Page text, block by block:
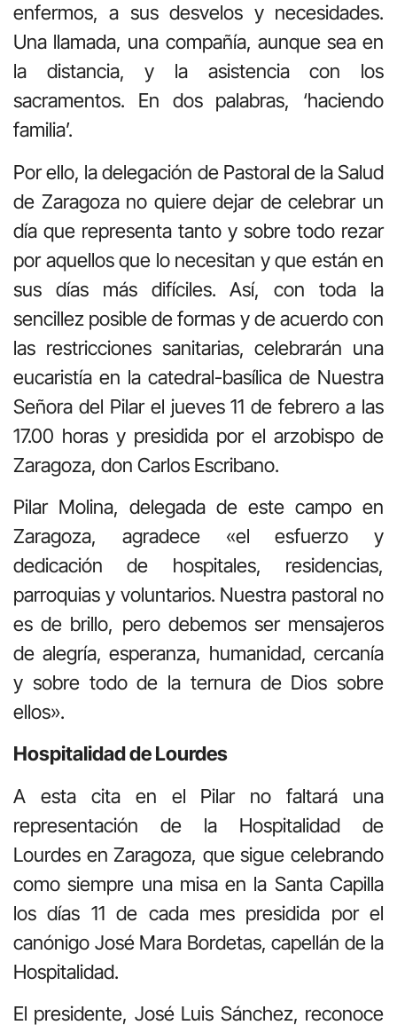
enfermos, a sus desvelos y necesidades.
Una llamada, una compañía, aunque sea en
la distancia, y la asistencia con los
sacramentos. En dos palabras, ‘haciendo
familia’.
Por ello, la delegación de Pastoral de la Salud
de Zaragoza no quiere dejar de celebrar un
día que representa tanto y sobre todo rezar
por aquellos que lo necesitan y que están en
sus días más difíciles. Así, con toda la
sencillez posible de formas y de acuerdo con
las restricciones sanitarias, celebrarán una
eucaristía en la catedral-basílica de Nuestra
Señora del Pilar el jueves 11 de febrero a las
17.00 horas y presidida por el arzobispo de
Zaragoza, don Carlos Escribano.
Pilar Molina, delegada de este campo en
Zaragoza, agradece «el esfuerzo y
dedicación de hospitales, residencias,
parroquias y voluntarios. Nuestra pastoral no
es de brillo, pero debemos ser mensajeros
de alegría, esperanza, humanidad, cercanía
y sobre todo de la ternura de Dios sobre
ellos».
Hospitalidad de Lourdes
A esta cita en el Pilar no faltará una
representación de la Hospitalidad de
Lourdes en Zaragoza, que sigue celebrando
como siempre una misa en la Santa Capilla
los días 11 de cada mes presidida por el
canónigo José Mara Bordetas, capellán de la
Hospitalidad.
El presidente, José Luis Sánchez, reconoce